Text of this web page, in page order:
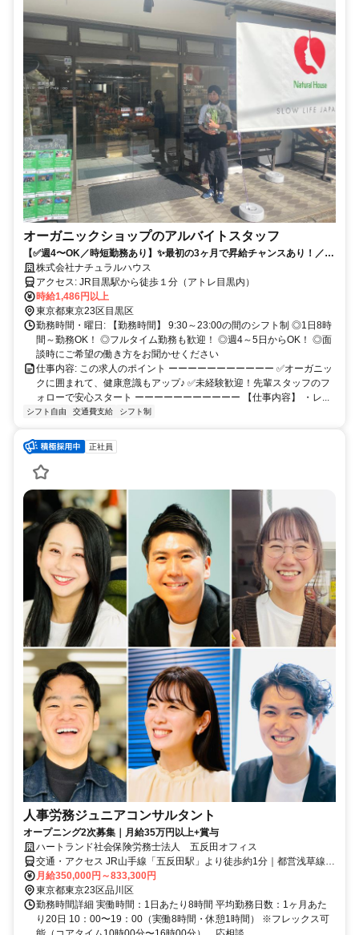
オーガニックショップのアルバイトスタッフ
【✅週4〜OK／時短勤務あり】✨最初の3ヶ月で昇給チャンスあり！／幅
広い世代が活躍中です！
株式会社ナチュラルハウス
アクセス: JR目黒駅から徒歩１分（アトレ目黒内）
時給1,486円以上
東京都東京23区目黒区
勤務時間・曜日: 【勤務時間】 9:30～23:00の間のシフト制 ◎1日8時
間～勤務OK！ ◎フルタイム勤務も歓迎！ ◎週4～5日からOK！ ◎面
談時にご希望の働き方をお聞かせください
仕事内容: この求人のポイント ーーーーーーーーーーー ✅オーガニッ
クに囲まれて、健康意識もアップ♪ ✅未経験歓迎！先輩スタッフのフ
ォローで安心スタート ーーーーーーーーーーー 【仕事内容】 ・レ...
シフト自由 交通費支給 シフト制
正社員
人事労務ジュニアコンサルタント
オープニング2次募集｜月給35万円以上+賞与
ハートランド社会保険労務士法人 五反田オフィス
交通・アクセス JR山手線「五反田駅」より徒歩約1分｜都営浅草線
「五反田駅」より徒歩約1分｜東急池上線「五反田駅」より徒歩約5分
月給350,000円～833,300円
東京都東京23区品川区
勤務時間詳細 実働時間：1日あたり8時間 平均勤務日数：1ヶ月あた
り20日 10：00〜19：00（実働8時間・休憩1時間） ※フレックス可